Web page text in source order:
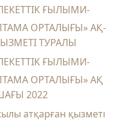
ҒЫЛЫМИ-
ОРТАЛЫҒЫ» АҚ-
ТУРАЛЫ
ҒЫЛЫМИ-
ОРТАЛЫҒЫ» АҚ
2022
атқарған қызметі